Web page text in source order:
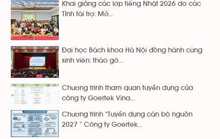
Khai giảng các lớp tiếng Nhật 2026 do các
Tỉnh tài trợ: Mở...
Đại học Bách khoa Hà Nội đồng hành cùng
sinh viên: tháo gỡ...
Chương trình tham quan tuyển dụng của
công ty Goertek Vina...
Chương trình “Tuyển dụng cán bộ nguồn
2027 ” Công ty Goertek...